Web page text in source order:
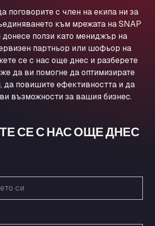
85884
24, 68219
Bockel
1, 27404
Bockenem
31167
Merklingen
Preis
127, 63811
Services
Rico
поговорите с член на екипа ни за
към мрежата на SNAP
ползи като мениджър на
партньор или шофьор на
се с нас още днес и разберете
да ви помогне да оптимизирате
да повишите ефективността и да
възможности за вашия бизнес.
СЕ С НАС ОЩЕ ДНЕС